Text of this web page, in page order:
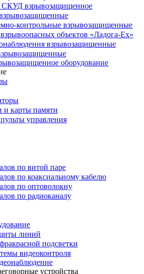
СКУД взрывозащищенное
контрольные взрывозащищенные
объектов «Ладога-Ex»
взрывозащищенные
оборудование
и карты памяти
управления
по витой паре
по коаксиальному кабелю
по оптоволокну
по радиоканалу
линий
подсветки
видеоконтроля
устройства